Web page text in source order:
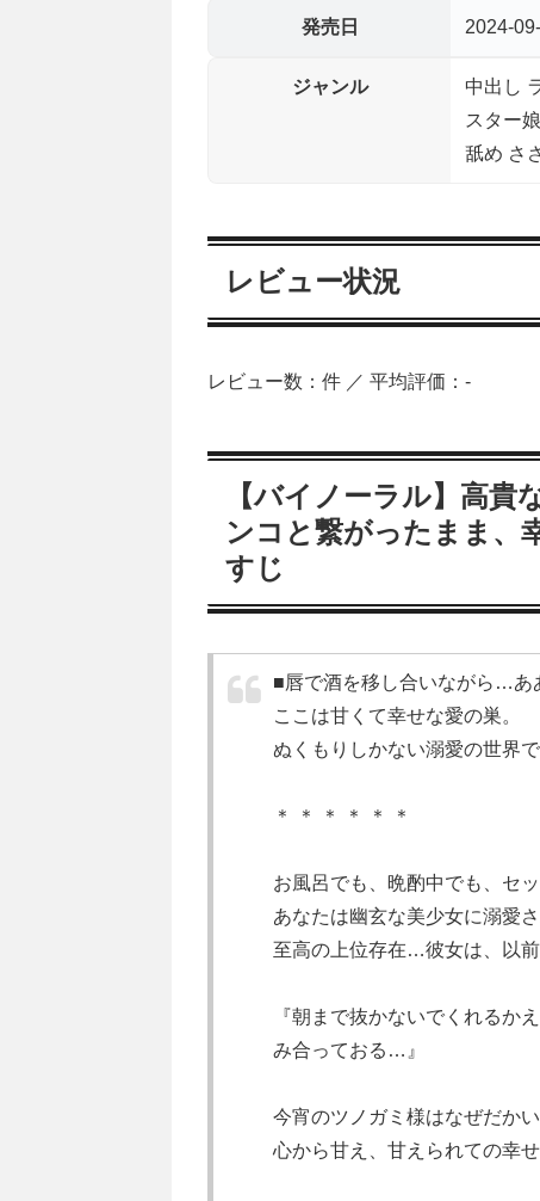
発売日 2024-
ジャンル
中出し
スター
舐め さ
レビュー状況
レビュー数：件 ／ 平均評価：-
【バイノーラル】高
ンコと繋がったまま、
すじ
■唇で酒を移し合いながら…あ
ここは甘くて幸せな愛の巣。
ぬくもりしかない溺愛の世界
＊ ＊ ＊ ＊ ＊ ＊
お風呂でも、晩酌中でも、セッ
あなたは幽玄な美少女に溺愛さ
至高の上位存在…彼女は、以
『朝まで抜かないでくれるか
み合っておる…』
今宵のツノガミ様はなぜだか
心から甘え、甘えられての幸